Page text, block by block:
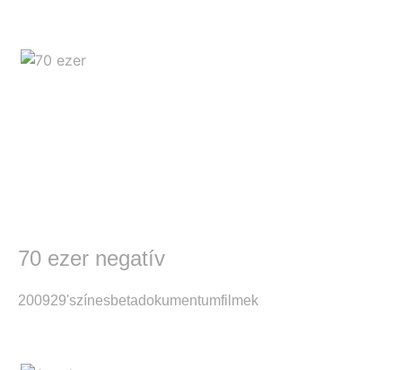
70 ezer negatív
200929'színesbetadokumentumfilmek